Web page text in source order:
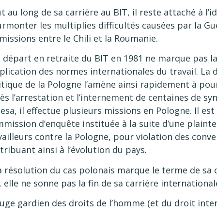
au long de sa carrière au BIT, il reste attaché à
les multiplies difficultés causées par la
entre le Chili et la Roumanie.
départ en retraite du BIT en 1981 ne marque pas
des normes internationales du travail.
de la Pologne l’amène ainsi rapidement à
l’arrestation et l’internement de centaines de
il effectue plusieurs missions en Pologne. Il
d’enquête instituée à la suite d’une
contre la Pologne, pour violation des
ainsi à l’évolution du pays.
résolution du cas polonais marque le terme de sa
elle ne sonne pas la fin de sa carrière
gardien des droits de l’homme (et du droit